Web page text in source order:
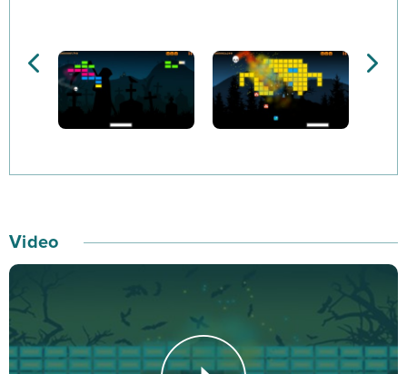
walczyć m.in. z nietoperzem, duchem, czarownicą czy
zombie.
specjalne bonusy, ukryte na każdym poziomie. Od
piłki, lasery, piłki-giganty czy ochronne tarcze. W trakcie
gry będziesz też miał okazję odkrycia intrygujących
lokalizacji, z których każda zawiera aż 3 niesamowite
tła – tajemnicze groby, mroczne zamki, opuszczone
Video